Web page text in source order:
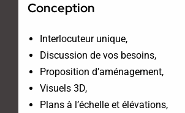
Conception
Interlocuteur unique,
Discussion de vos besoins,
Proposition d’aménagement,
Visuels 3D,
Plans à l’échelle et élévations,